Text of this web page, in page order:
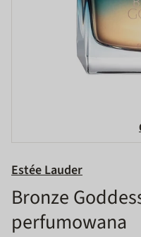
Estée Lauder
Bronze
perfumowana